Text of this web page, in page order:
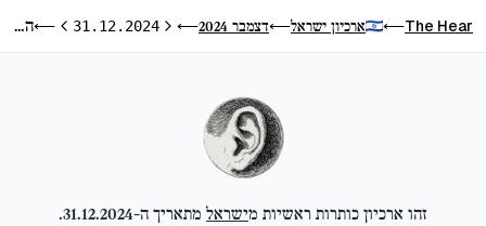
The Hear
⟵ ארכיון ישראל⟵דצמבר 2024 ⟵היום הקודם
31.12.2024 היום הבא
⟵ היום בו נתניהו קם ממיטת החולים
זהו ארכיון כותרות ראשיות מישראלמתאריך ה-31.12.2024
.